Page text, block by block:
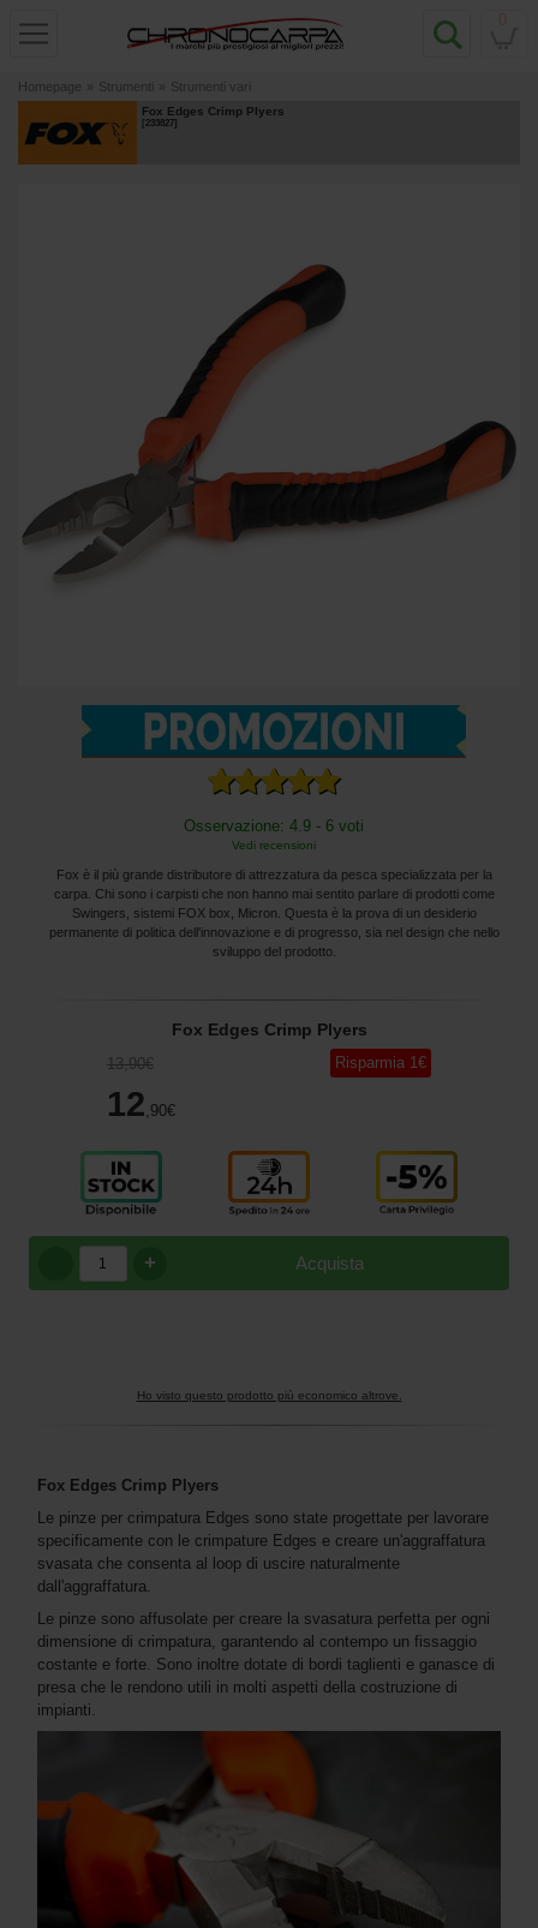
Homepage » Strumenti » Strumenti vari
Fox Edges Crimp Plyers
[233827]
Osservazione: 4.9 - 6 voti
Vedi recensioni
Fox è il più grande distributore di attrezzatura da pesca specializzata per la
carpa. Chi sono i carpisti che non hanno mai sentito parlare di prodotti come
Swingers, sistemi FOX box, Micron. Questa è la prova di un desiderio
permanente di politica dell'innovazione e di progresso, sia nel design che nello
sviluppo del prodotto.
Fox Edges Crimp Plyers
13,90€
12 ,90€
Risparmia 1€
Acquista
+
Ho visto questo prodotto più economico altrove.
Fox Edges Crimp Plyers
Le pinze per crimpatura Edges sono state progettate per lavorare
specificamente con le crimpature Edges e creare un'aggraffatura
svasata che consenta al loop di uscire naturalmente
dall'aggraffatura.
Le pinze sono affusolate per creare la svasatura perfetta per ogni
dimensione di crimpatura, garantendo al contempo un fissaggio
costante e forte. Sono inoltre dotate di bordi taglienti e ganasce di
presa che le rendono utili in molti aspetti della costruzione di
impianti.